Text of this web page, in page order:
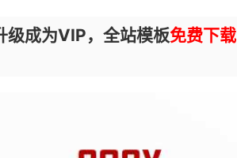
级成为VIP，全站模板免费下载